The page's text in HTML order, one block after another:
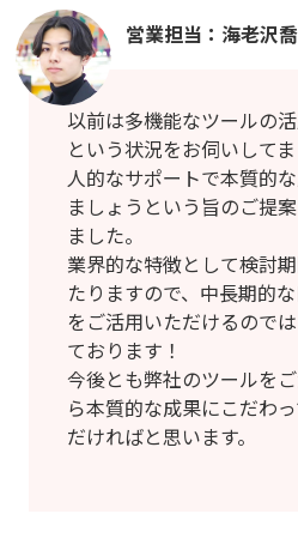
営業担当：海老沢
以前は多機能なツールの
という状況をお伺いしてま
人的なサポートで本質的
ましょうという旨のご提
ました。
業界的な特徴として検討
たりますので、中長期的
をご活用いただけるので
ております！
今後とも弊社のツールを
ら本質的な成果にこだわ
だければと思います。